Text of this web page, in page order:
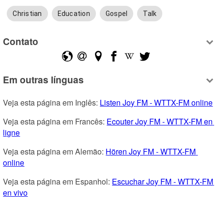
Christian Education Gospel Talk
Contato
Em outras línguas
Veja esta página em Inglês: Listen Joy FM - WTTX-FM online
Veja esta página em Francês: Ecouter Joy FM - WTTX-FM en
ligne
Veja esta página em Alemão: Hören Joy FM - WTTX-FM
online
Veja esta página em Espanhol: Escuchar Joy FM - WTTX-FM
en vivo